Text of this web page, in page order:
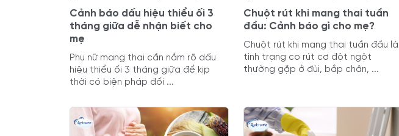
Cảnh báo dấu hiệu thiểu ối 3
tháng giữa dễ nhận biết cho
mẹ
Phụ nữ mang thai cần nắm rõ dấu
hiệu thiểu ối 3 tháng giữa để kịp
thời có biện pháp đối ...
Chuột rút khi mang thai tuần
đầu: Cảnh báo gì cho mẹ?
Chuột rút khi mang thai tuần đầu là
tình trạng co rút cơ đột ngột
thường gặp ở đùi, bắp chân, ...